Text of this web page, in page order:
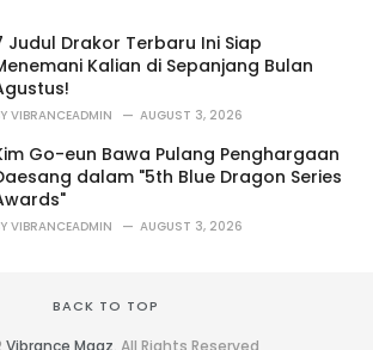
Judul Drakor Terbaru Ini Siap
Kalian di Sepanjang Bulan
VIBRANCEADMIN AUGUST 3, 2026
Go-eun Bawa Pulang Penghargaan
dalam "5th Blue Dragon Series
VIBRANCEADMIN AUGUST 3, 2026
BACK TO TOP
Vibrance Magz . All Rights Reserved